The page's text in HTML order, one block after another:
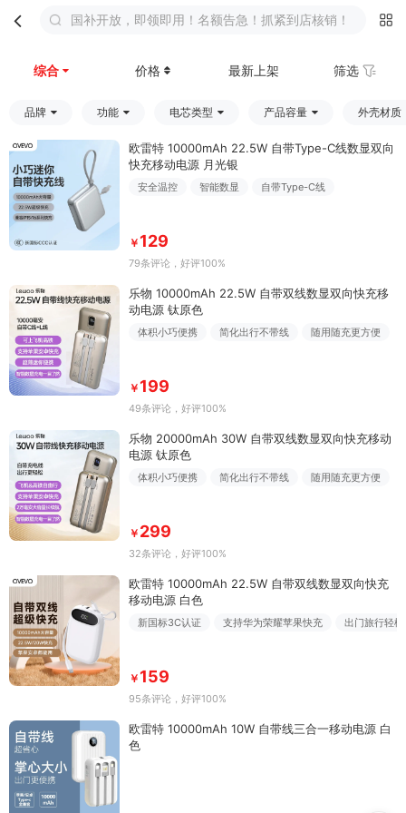
国补开放，即领即用！名额告急！抓紧到店核销！
综合 价格 最新上架 筛选
品牌 功能 电芯类型 产品容量 外壳材质
欧雷特 10000mAh 22.5W 自带Type-C线数显双向
快充移动电源 月光银
安全温控 智能数显 自带Type-C线
￥ 129
79条评论 ，好评100%
乐物 10000mAh 22.5W 自带双线数显双向快充移
动电源 钛原色
体积小巧便携 简化出行不带线 随用随充更方便
￥ 199
49条评论 ，好评100%
乐物 20000mAh 30W 自带双线数显双向快充移动
电源 钛原色
体积小巧便携 简化出行不带线 随用随充更方便
￥ 299
32条评论 ，好评100%
欧雷特 10000mAh 22.5W 自带双线数显双向快充
移动电源 白色
新国标3C认证 支持华为荣耀苹果快充 出门旅行轻
￥ 159
95条评论 ，好评100%
欧雷特 10000mAh 10W 自带线三合一移动电源 白
色